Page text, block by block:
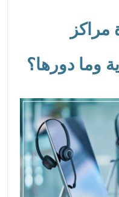
وما دورها؟